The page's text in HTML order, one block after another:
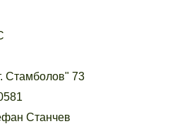
Стамболов" 73
Станчев